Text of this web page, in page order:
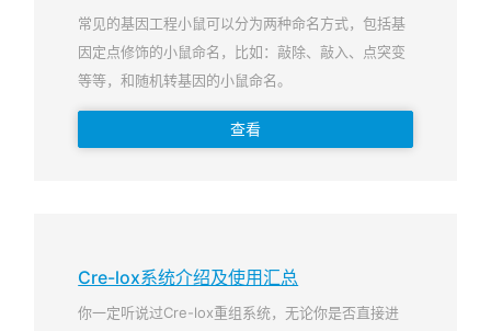
常见的基因工程小鼠可以分为两种命名方式，包括基
因定点修饰的小鼠命名，比如：敲除、敲入、点突变
等等，和随机转基因的小鼠命名。
查看
Cre-lox系统介绍及使用汇总
你一定听说过Cre-lox重组系统，无论你是否直接进